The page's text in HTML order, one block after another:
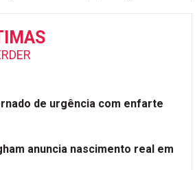
de urgência com enfarte
anuncia nascimento real em